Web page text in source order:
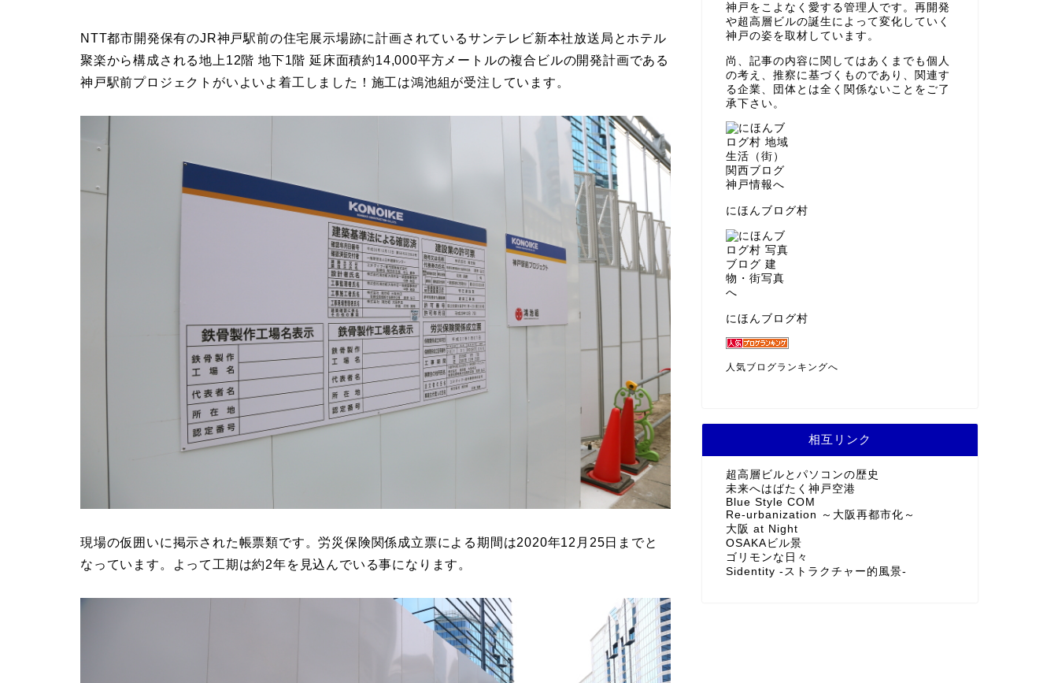
NTT都市開発保有のJR神戸駅前の住宅展示場跡に計画されているサンテレビ新本社放送局とホテル
聚楽から構成される地上12階 地下1階 延床面積約14,000平方メートルの複合ビルの開発計画である
神戸駅前プロジェクトがいよいよ着工しました！施工は鴻池組が受注しています。
現場の仮囲いに掲示された帳票類です。労災保険関係成立票による期間は2020年12月25日までと
なっています。よって工期は約2年を見込んでいる事になります。
神戸をこよなく愛する管理人です。再開発
や超高層ビルの誕生によって変化していく
神戸の姿を取材しています。
尚、記事の内容に関してはあくまでも個人
の考え、推察に基づくものであり、関連す
る企業、団体とは全く関係ないことをご了
承下さい。
にほんブログ村
にほんブログ村
人気ブログランキングへ
相互リンク
超高層ビルとパソコンの歴史
未来へはばたく神戸空港
Blue Style COM
Re-urbanization ～大阪再都市化～
大阪 at Night
OSAKAビル景
ゴリモンな日々
Sidentity -ストラクチャー的風景-